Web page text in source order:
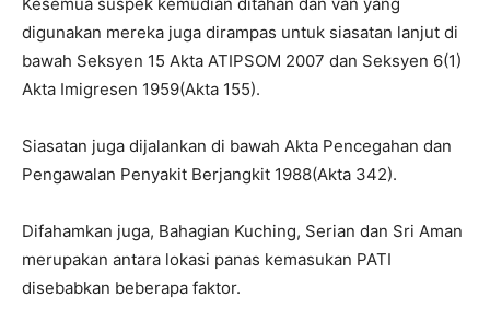
digunakan mereka juga dirampas untuk siasatan lanjut di
bawah Seksyen 15 Akta ATIPSOM 2007 dan Seksyen 6(1)
Akta Imigresen 1959(Akta 155).
Siasatan juga dijalankan di bawah Akta Pencegahan dan
Pengawalan Penyakit Berjangkit 1988(Akta 342).
Difahamkan juga, Bahagian Kuching, Serian dan Sri Aman
merupakan antara lokasi panas kemasukan PATI
disebabkan beberapa faktor.